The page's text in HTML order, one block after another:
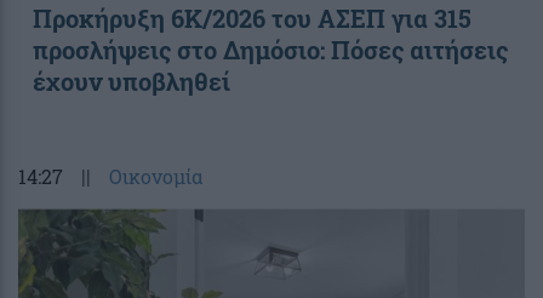
Προκήρυξη 6Κ/2026 του ΑΣΕΠ για 315
προσλήψεις στο Δημόσιο: Πόσες αιτήσεις
έχουν υποβληθεί
14:27 || Οικονομία